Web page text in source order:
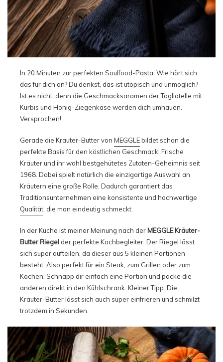
In 20 Minuten zur perfekten Soulfood-Pasta. Wie hört sich
das für dich an? Du denkst, das ist utopisch und unmöglich?
Ist es nicht, denn die Geschmacksaromen der Tagliatelle mit
Kürbis und Honig-Ziegenkäse werden dich umhauen.
Versprochen!
Gerade die Kräuter-Butter von MEGGLEbildet schon die
perfekte Basis für den köstlichen Geschmack: Frische
Kräuter und ihr wohl bestgehütetes Zutaten-Geheimnis seit
1968. Dabei spielt natürlich die einzigartige Auswahl an
Kräutern eine große Rolle. Dadurch garantiert das
Traditionsunternehmen eine konsistente und hochwertige
Qualität, die man eindeutig schmeckt.
In der Küche ist meiner Meinung nach der MEGGLE Kräuter-
Butter Riegel der perfekte Kochbegleiter. Der Riegel lässt
sich super aufteilen, da dieser aus 5 kleinen Portionen
besteht. Also perfekt für ein Steak, zum Grillen oder zum
Kochen. Schnapp dir einfach eine Portion und packe die
anderen direkt in den Kühlschrank. Kleiner Tipp: Die
Kräuter-Butter lässt sich auch super einfrieren und schmilzt
trotzdem in Sekunden.